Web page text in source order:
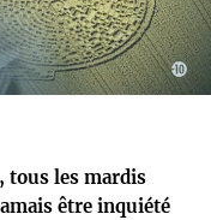
tous les mardis
être inquiété